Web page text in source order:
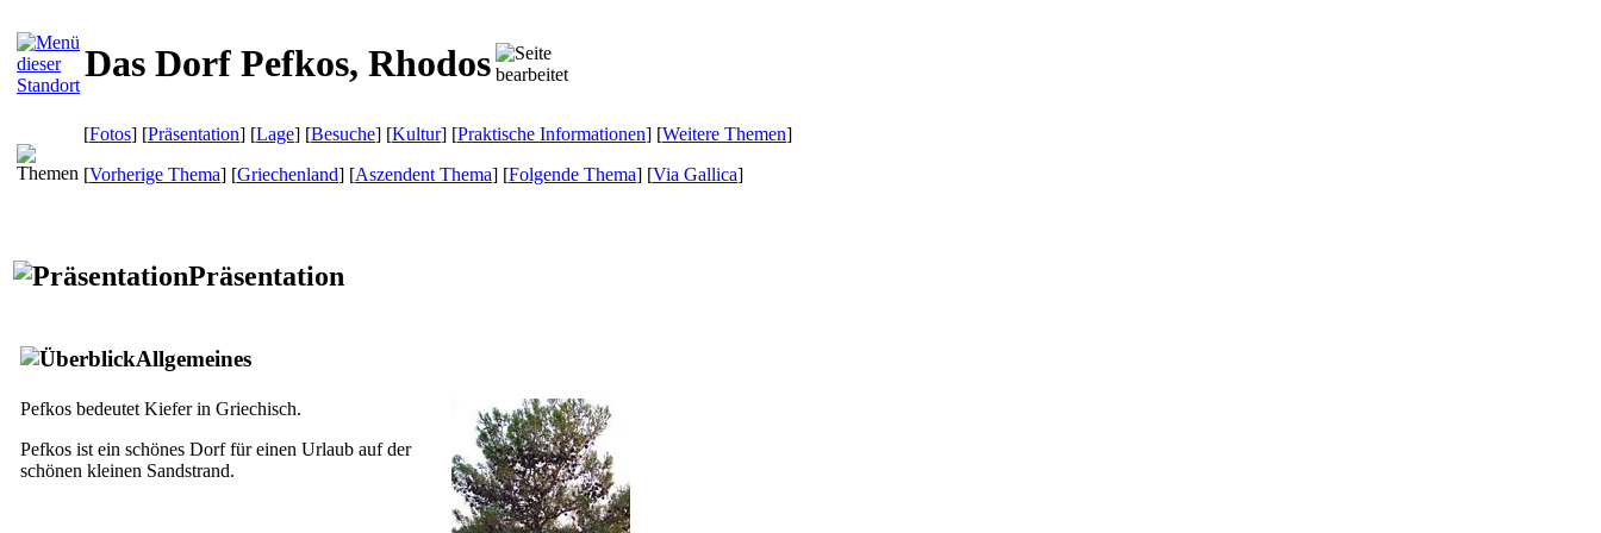
Das Dorf Pefkos, Rhodos
[Fotos] [Präsentation] [Lage] [Besuche] [Kultur] [Praktische Informationen] [Weitere Themen]
[Vorherige Thema] [Griechenland] [Aszendent Thema] [Folgende Thema] [Via Gallica]
Präsentation
Allgemeines
Pefkos bedeutet Kiefer in Griechisch.
Pefkos ist ein schönes Dorf für einen Urlaub auf der
schönen kleinen Sandstrand.